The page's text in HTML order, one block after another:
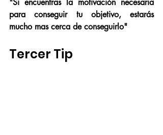
"Si encuentras la motivación necesaria
para conseguir tu objetivo, estarás
mucho mas cerca de conseguirlo"
Tercer Tip